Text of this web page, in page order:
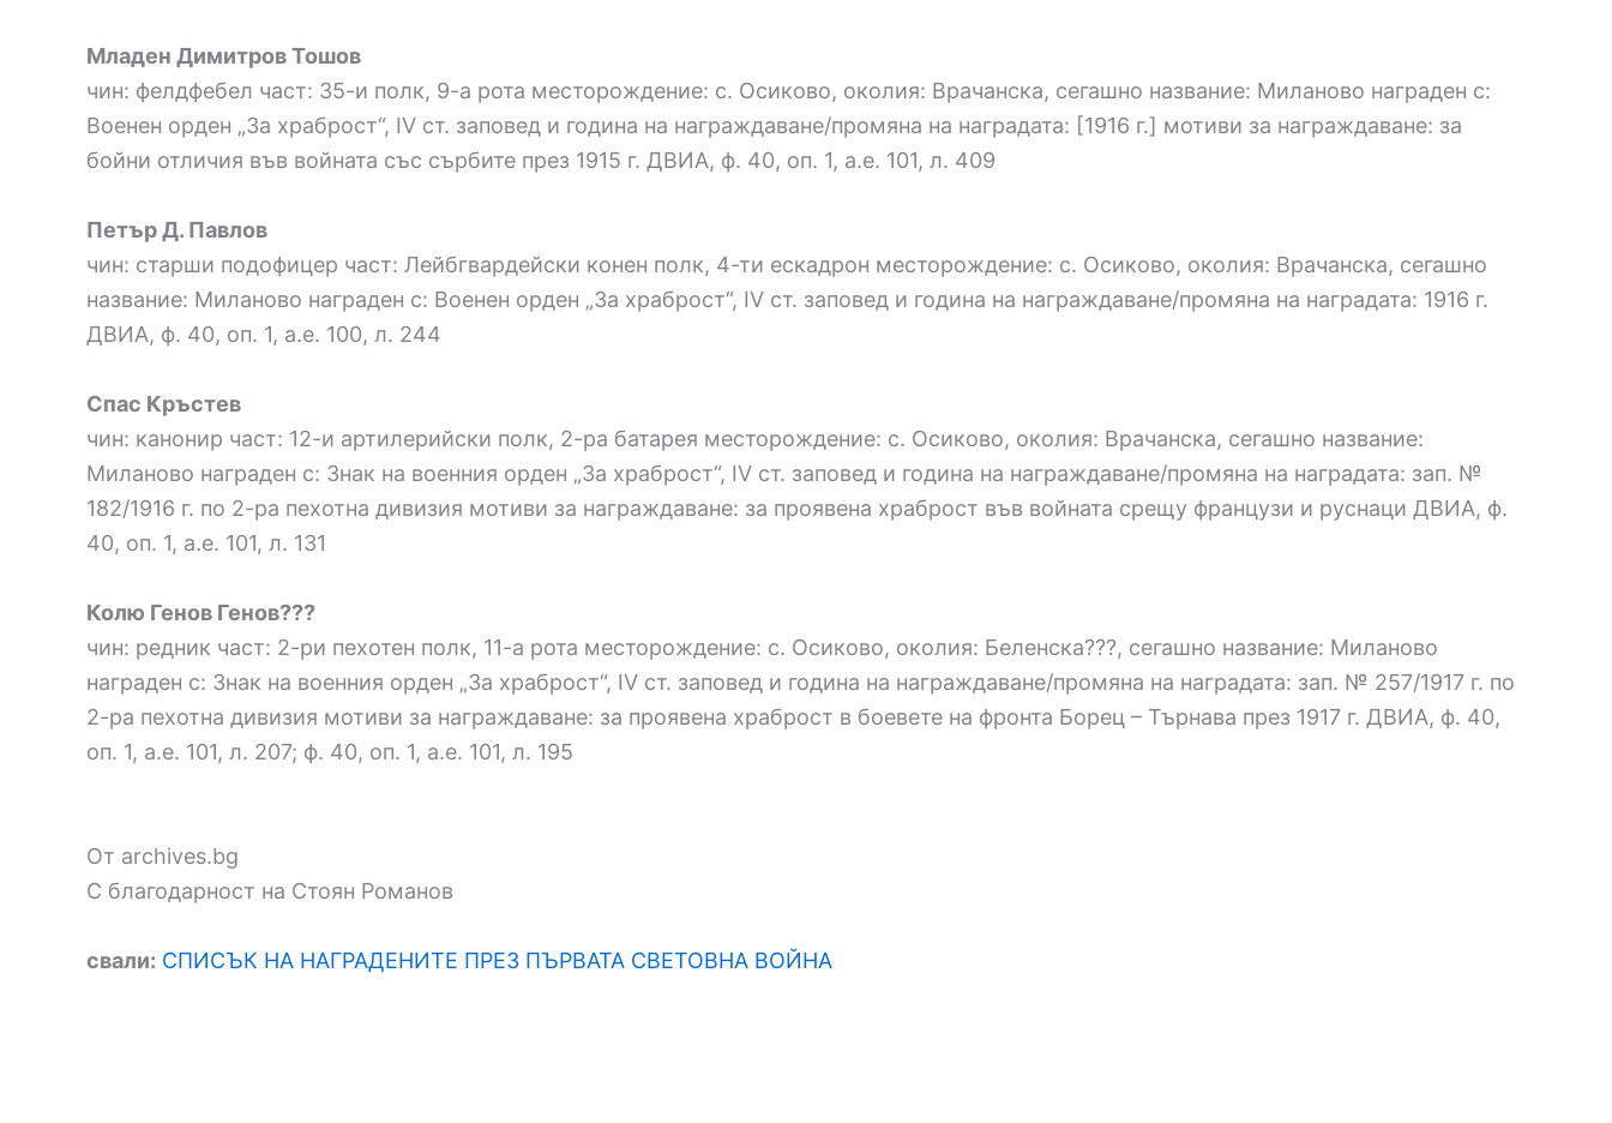
Младен Димитров Тошов
чин: фелдфебел част: 35-и полк, 9-а рота месторождение: с. Осиково, околия: Врачанска, сегашно название: Миланово награден с:
Военен орден „За храброст“, ІV ст. заповед и година на награждаване/промяна на наградата: [1916 г.] мотиви за награждаване: за
бойни отличия във войната със сърбите през 1915 г. ДВИА, ф. 40, оп. 1, а.е. 101, л. 409
Петър Д. Павлов
чин: старши подофицер част: Лейбгвардейски конен полк, 4-ти ескадрон месторождение: с. Осиково, околия: Врачанска, сегашно
название: Миланово награден с: Военен орден „За храброст“, IV ст. заповед и година на награждаване/промяна на наградата: 1916 г.
ДВИА, ф. 40, оп. 1, а.е. 100, л. 244
Спас Кръстев
чин: канонир част: 12-и артилерийски полк, 2-ра батарея месторождение: с. Осиково, околия: Врачанска, сегашно название:
Миланово награден с: Знак на военния орден „За храброст“, IV ст. заповед и година на награждаване/промяна на наградата: зап. №
182/1916 г. по 2-ра пехотна дивизия мотиви за награждаване: за проявена храброст във войната срещу французи и руснаци ДВИА, ф.
40, оп. 1, а.е. 101, л. 131
Колю Генов Генов???
чин: редник част: 2-ри пехотен полк, 11-а рота месторождение: с. Осиково, околия: Беленска???, сегашно название: Миланово
награден с: Знак на военния орден „За храброст“, IV ст. заповед и година на награждаване/промяна на наградата: зап. № 257/1917 г. по
2-ра пехотна дивизия мотиви за награждаване: за проявена храброст в боевете на фронта Борец – Търнава през 1917 г. ДВИА, ф. 40,
оп. 1, а.е. 101, л. 207; ф. 40, оп. 1, а.е. 101, л. 195
От archives.bg
С благодарност на Стоян Романов
свали: СПИСЪК НА НАГРАДЕНИТЕ ПРЕЗ ПЪРВАТА СВЕТОВНА ВОЙНА